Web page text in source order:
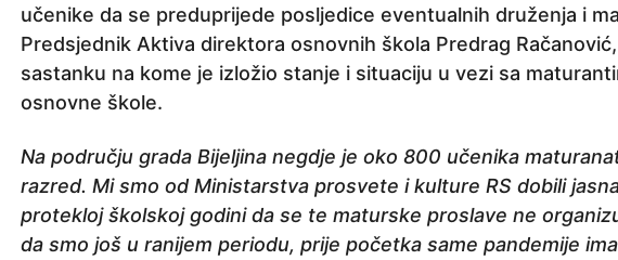
učenike da se preduprijede posljedice eventualnih druženja i
Predsjednik Aktiva direktora osnovnih škola Predrag
sastanku na kome je izložio stanje i situaciju u vezi sa
osnovne škole.
Na području grada Bijeljina negdje je oko 800 učenika
razred. Mi smo od Ministarstva prosvete i kulture RS dobili
protekloj školskoj godini da se te maturske proslave ne
da smo još u ranijem periodu, prije početka same pandemije